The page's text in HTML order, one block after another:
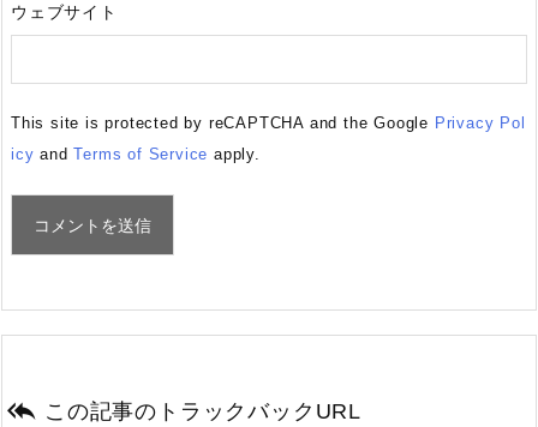
ウェブサイト
This site is protected by reCAPTCHA and the Google Privacy Pol
icy andTerms of Service apply.
 この記事のトラックバックURL